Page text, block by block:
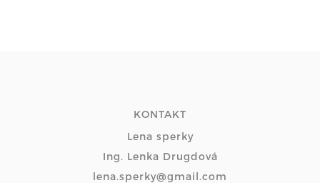
KONTAKT
Lena sperky
Ing. Lenka Drugdová
lena.sperky@gmail.com